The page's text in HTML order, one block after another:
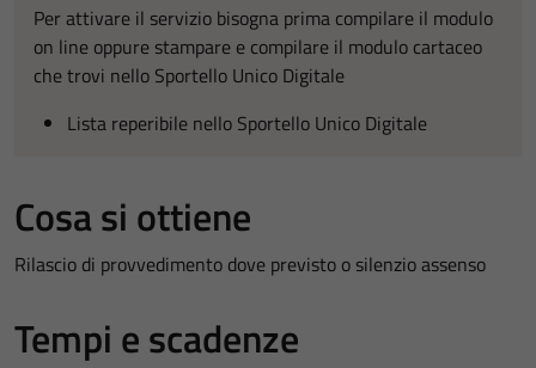
Per attivare il servizio bisogna prima compilare il modulo
on line oppure stampare e compilare il modulo cartaceo
che trovi nello Sportello Unico Digitale
Lista reperibile nello Sportello Unico Digitale
Cosa si ottiene
Rilascio di provvedimento dove previsto o silenzio assenso
Tempi e scadenze